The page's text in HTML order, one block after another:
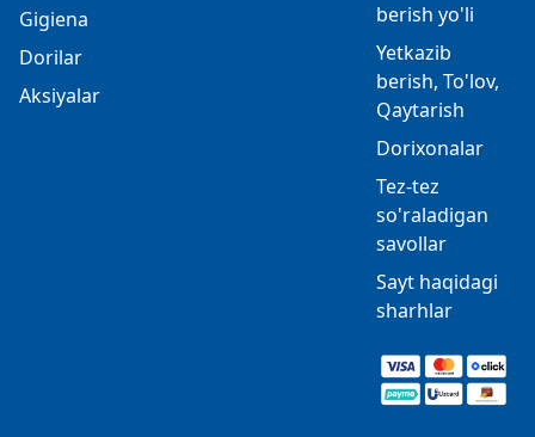
Gigiena
Dorilar
Aksiyalar
berish yo'li
Yetkazib
berish, To'lov,
Qaytarish
Dorixonalar
Tez-tez
so'raladigan
savollar
Sayt haqidagi
sharhlar